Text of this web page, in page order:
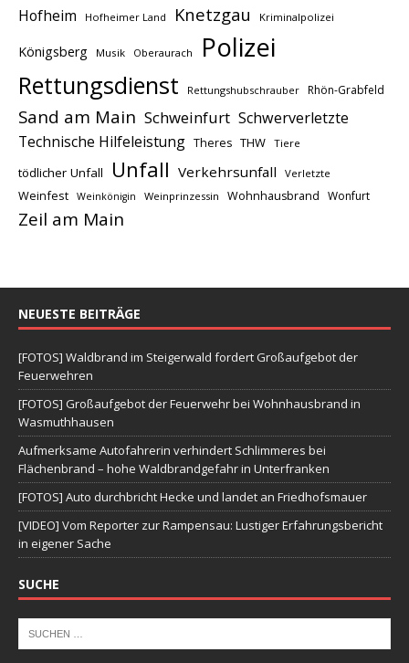
Hofheim Hofheimer Land Knetzgau Kriminalpolizei
Königsberg Musik Oberaurach Polizei
Rettungsdienst Rettungshubschrauber Rhön-Grabfeld
Sand am Main Schweinfurt Schwerverletzte
Technische Hilfeleistung Theres THW Tiere
tödlicher Unfall Unfall Verkehrsunfall Verletzte
Weinfest Weinkönigin Weinprinzessin Wohnhausbrand Wonfurt
Zeil am Main
NEUESTE BEITRÄGE
[FOTOS] Waldbrand im Steigerwald fordert Großaufgebot der
Feuerwehren
[FOTOS] Großaufgebot der Feuerwehr bei Wohnhausbrand in
Wasmuthhausen
Aufmerksame Autofahrerin verhindert Schlimmeres bei
Flächenbrand – hohe Waldbrandgefahr in Unterfranken
[FOTOS] Auto durchbricht Hecke und landet an Friedhofsmauer
[VIDEO] Vom Reporter zur Rampensau: Lustiger Erfahrungsbericht
in eigener Sache
SUCHE